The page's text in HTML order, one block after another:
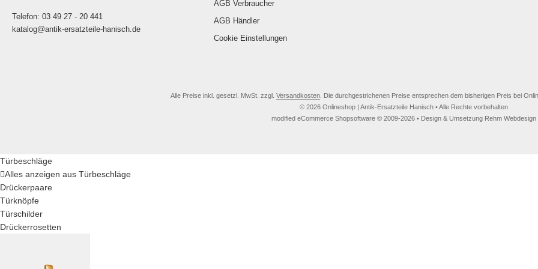
Telefon: 03 49 27 - 20 441
katalog@antik-ersatzteile-hanisch.de
AGB Verbraucher
AGB Händler
Cookie Einstellungen
Alle Preise inkl. gesetzl. MwSt. zzgl. Versandkosten . Die durchgestrichenen Preise entsprechen dem bisherigen Preis bei
© 2026 Onlineshop | Antik-Ersatzteile Hanisch • Alle Rechte vorbehalten
modified eCommerce Shopsoftware © 2009-2026 • Design & Umsetzung Rehm Webdesign
Türbeschläge
Alles anzeigen aus Türbeschläge
Drückerpaare
Türknöpfe
Türschilder
Drückerrosetten